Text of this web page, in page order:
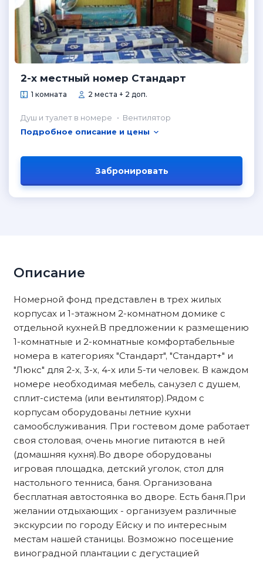
2-х местный номер Стандарт
1 комната 2 места + 2 доп.
Душ и туалет в номере
Вентилятор
Подробное описание и цены
Забронировать
Описание
Номерной фонд представлен в трех жилых
корпусах и 1-этажном 2-комнатном домике с
отдельной кухней.В предложении к размещению
1-комнатные и 2-комнатные комфортабельные
номера в категориях "Стандарт", "Стандарт+" и
"Люкс" для 2-х, 3-х, 4-х или 5-ти человек. В каждом
номере необходимая мебель, сан.узел с душем,
сплит-система (или вентилятор).Рядом с
корпусам оборудованы летние кухни
самообслуживания. При гостевом доме работает
своя столовая, очень многие питаются в ней
(домашняя кухня).Во дворе оборудованы
игровая площадка, детский уголок, стол для
настольного тенниса, баня. Организована
бесплатная автостоянка во дворе. Есть баня.При
желании отдыхающих - организуем различные
экскурсии по городу Ейску и по интересным
местам нашей станицы. Возможно посещение
виноградной плантации с дегустацией